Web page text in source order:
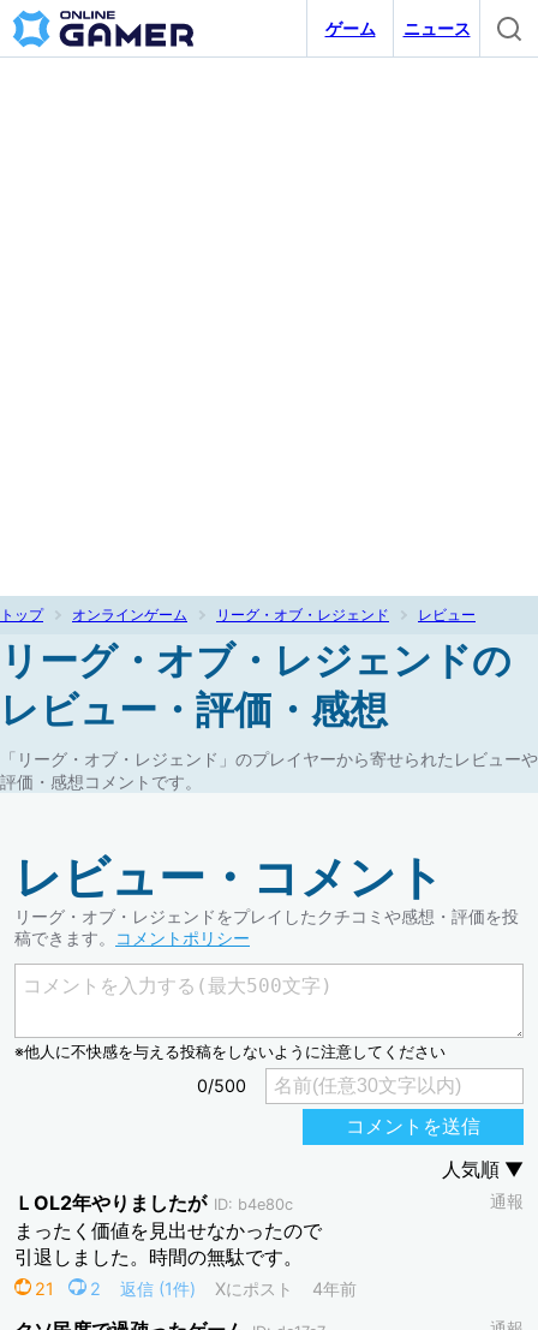
ゲーム ニュース
トップ オンラインゲーム リーグ・オブ・レジェンド レビュー
リーグ・オブ・レジェンドの
レビュー・評価・感想
「リーグ・オブ・レジェンド」のプレイヤーから寄せられたレビューや
評価・感想コメントです。
レビュー・コメント
リーグ・オブ・レジェンドをプレイしたクチコミや感想・評価を投
稿できます。 コメントポリシー